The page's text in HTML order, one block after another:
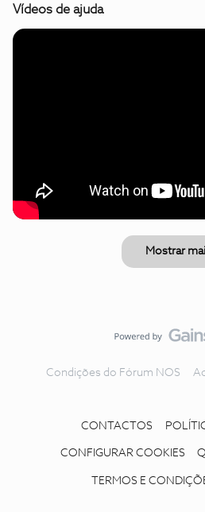
Vídeos de ajuda
Mostrar
Condições do Fórum NOS
CONTACTOS
CONFIGURAR COOKIES
TERMOS E